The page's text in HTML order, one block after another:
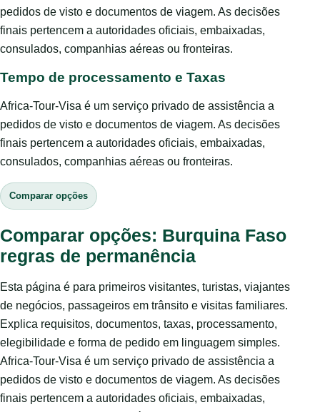
pedidos de visto e documentos de viagem. As decisões
finais pertencem a autoridades oficiais, embaixadas,
consulados, companhias aéreas ou fronteiras.
Tempo de processamento e Taxas
Africa-Tour-Visa é um serviço privado de assistência a
pedidos de visto e documentos de viagem. As decisões
finais pertencem a autoridades oficiais, embaixadas,
consulados, companhias aéreas ou fronteiras.
Comparar opções
Comparar opções: Burquina Faso
regras de permanência
Esta página é para primeiros visitantes, turistas, viajantes
de negócios, passageiros em trânsito e visitas familiares.
Explica requisitos, documentos, taxas, processamento,
elegibilidade e forma de pedido em linguagem simples.
Africa-Tour-Visa é um serviço privado de assistência a
pedidos de visto e documentos de viagem. As decisões
finais pertencem a autoridades oficiais, embaixadas,